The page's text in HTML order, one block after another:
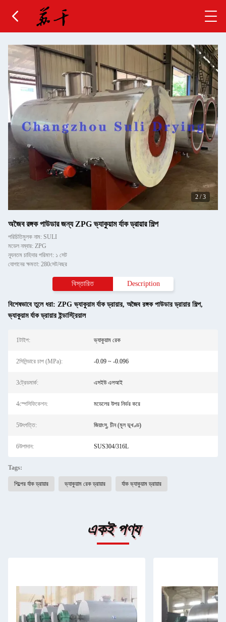
2 /3
অজৈব রঙ্গক পাউডার জন্য ZPG ভ্যাকুয়াম র্যাক ড্রায়ার শিল্প
পরিচিতিমুলক নাম: SULI
মডেল নম্বার: ZPG
ন্যূনতম চাহিদার পরিমাণ: ১ সেট
যোগানের ক্ষমতা: 280সেট/বছর
বিস্তারিত Description
বিশেষভাবে তুলে ধরা: ZPG ভ্যাকুয়াম র্যাক ড্রায়ার, অজৈব রঙ্গক পাউডার ড্রায়ার শিল্প,
ভ্যাকুয়াম র্যাক ড্রায়ার ইন্ডাস্ট্রিয়াল
1টাইপ: ভ্যাকুয়াম রেক
2সিলিন্ডারে চাপ (MPa): -0.09 ~ -0.096
3ট্রেডমার্ক: এসইউ এলআই
4স্পেসিফিকেশন: মডেলের উপর নির্ভর করে
5উৎপত্তি: জিয়াংসু, চীন (মূল ভূখণ্ড)
6উপাদান: SUS304/316L
Tags:
শিল্পের র্যাক ড্রায়ার ভ্যাকুয়াম রেক ড্রায়ার র্যাক ভ্যাকুয়াম ড্রায়ার
একই পণ্য